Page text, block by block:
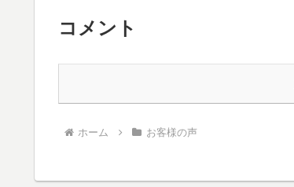
コメント
ホーム お客様の声